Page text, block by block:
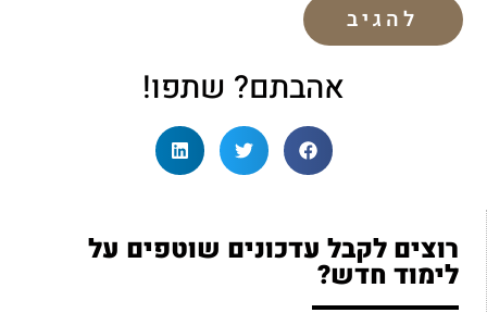
אהבתם? שתפו!
רוצים לקבל עדכונים שוטפים על
לימוד חדש?